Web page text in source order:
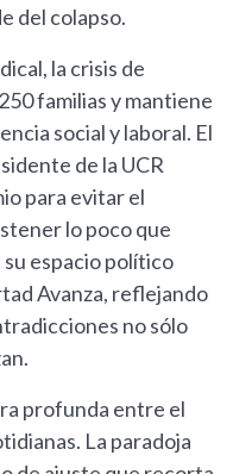
del colapso.
la crisis de
familias y mantiene
social y laboral. El
de la UCR
para evitar el
lo poco que
espacio político
Avanza, reflejando
no sólo
profunda entre el
La paradoja